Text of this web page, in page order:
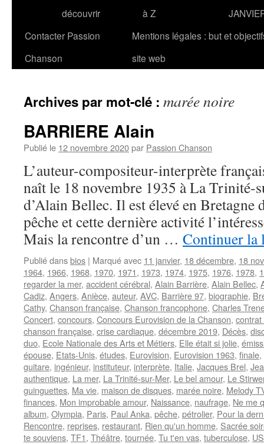
découvrir
à Z
Contacter Passion
Chanson
Mentions légales : but et
site web
Archives par mot-clé : marée noire
BARRIERE Alain
Publié le 12 novembre 2020par Passion Chanson
L’auteur-compositeur-interprète
naît le 18 novembre 1935 à La Trinité-
d’Alain Bellec. Il est élevé en Bretagne
pêche et cette dernière activité
Mais la rencontre d’un … Continuer la
Publié dansbios | Marqué avec 11 janvier, 18 décembre, 18
1964, 1966, 1968, 1970, 1971, 1973, 1974, 1975, 1976, 1978,
regarder la mer, accident cérébral, Alain Barrière, Alain Bellec,
Cadiz, Angers, Anièce, auteur, AVC, Barrière 97, biographie,
Cathy, Chanson française, Chanson francophone, Charles
Concert, concours, Concours Eurovision de la Chanson,
chanson française, crise cardiaque, décembre 2019, Décès,
duo, Ecole Nationale des Arts et Métiers, Elle était si jolie,
épouse, Etats-Unis, études, Eurovision, Eurovision 1963, finale,
guitare, ingénieur, instituteur, interprète, Italie, Jacques Brel,
authentique, La mer, La Trinité-sur-Mer, Le bel amour, Le
guinguettes, Ma vie, maison de disques, marée noire, Melody
finances, Mon improbable amour, Naissance, naufrage, Ne me
album, Olympia, Paris, Paul Anka, pêche, pétrolier, Pour la
Rencontre, reprises, restaurant, Rien qu'un homme, Sacrée
te souviens, TF1, Théâtre, tournée, Tu t'en vas, tuberculose,